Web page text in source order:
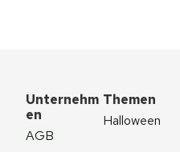
Unternehm
en
AGB
Themen
Halloween